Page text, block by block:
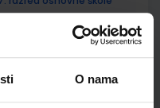
O nama
broj ministarstva:7305
13,24 €